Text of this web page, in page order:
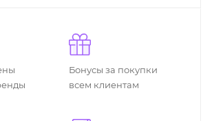
Бонусы за покупки
всем клиентам